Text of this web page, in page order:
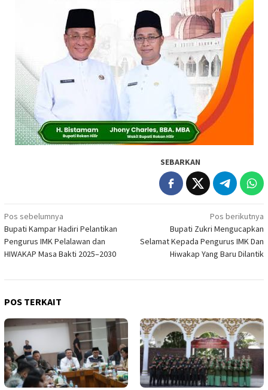
SEBARKAN
Navigasi
pos
Pos sebelumnya
Bupati Kampar Hadiri Pelantikan
Pengurus IMK Pelalawan dan
HIWAKAP Masa Bakti 2025–2030
Pos berikutnya
Bupati Zukri Mengucapkan
Selamat Kepada Pengurus IMK Dan
Hiwakap Yang Baru Dilantik
POS TERKAIT